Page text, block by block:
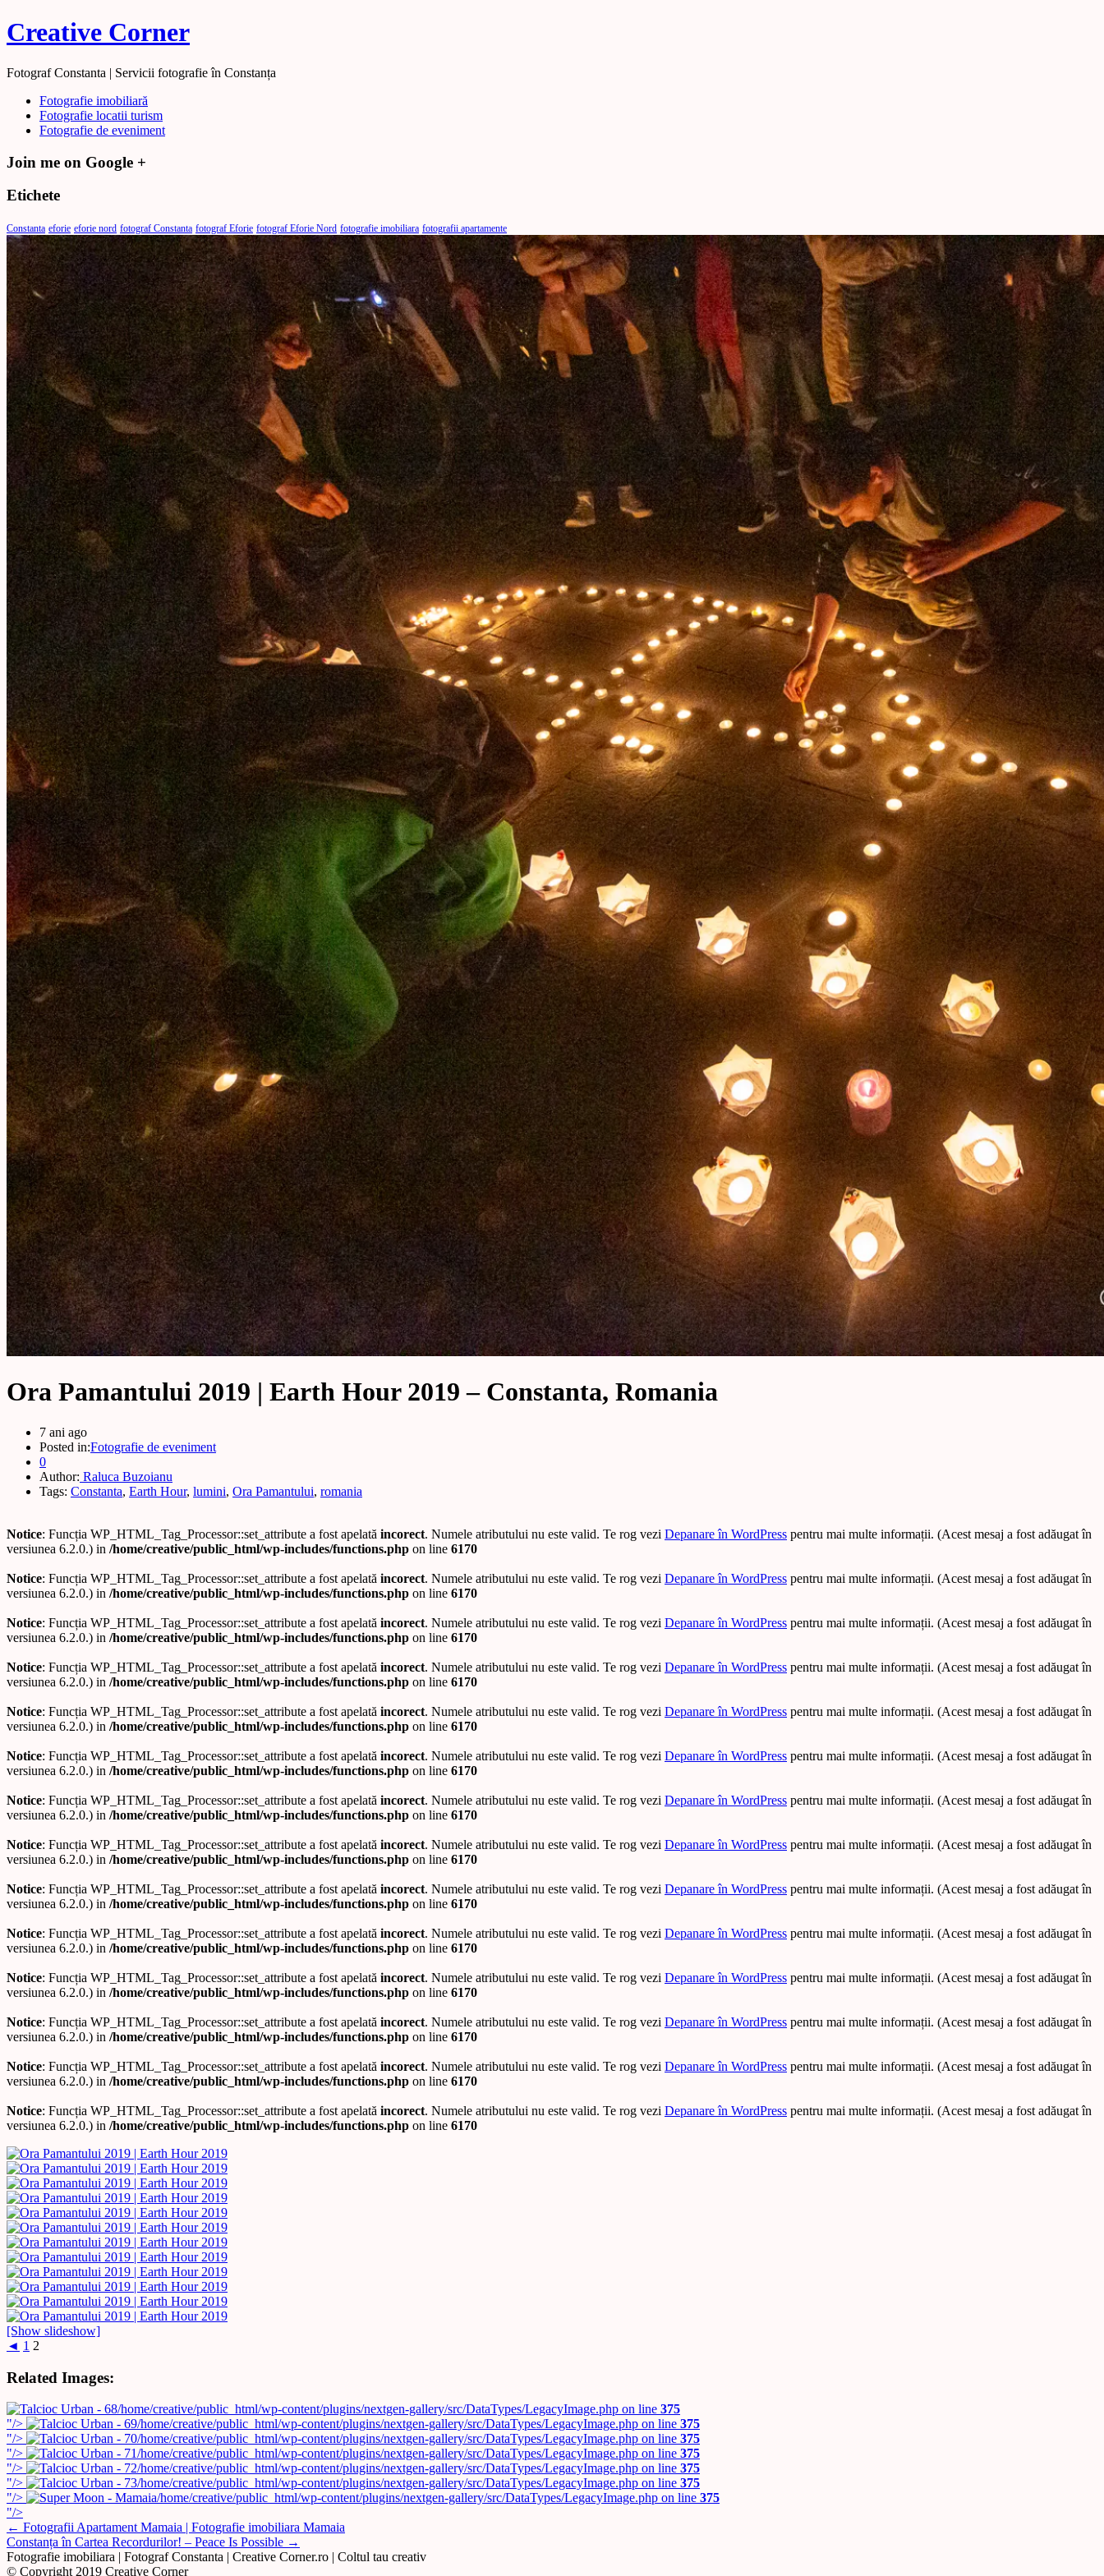
Creative Corner
Fotograf Constanta | Servicii fotografie în Constanța
Fotografie imobiliară
Fotografie locatii turism
Fotografie de eveniment
Join me on Google +
Etichete
Constanta eforie eforie nord fotograf Constanta fotograf Eforie fotograf Eforie Nord fotografie imobiliara fotografii apartamente
Ora Pamantului 2019 | Earth Hour 2019 – Constanta, Romania
7 ani ago
Posted in:Fotografie de eveniment
0
Author: Raluca Buzoianu
Tags: Constanta, Earth Hour, lumini, Ora Pamantului, romania
Notice: Funcția WP_HTML_Tag_Processor::set_attribute a fost apelată incorect. Numele atributului nu este valid. Te rog vezi Depanare în WordPress pentru mai multe informații. (Acest mesaj a fost adăugat în
versiunea 6.2.0.) in /home/creative/public_html/wp-includes/functions.php on line 6170
Notice: Funcția WP_HTML_Tag_Processor::set_attribute a fost apelată incorect. Numele atributului nu este valid. Te rog vezi Depanare în WordPress pentru mai multe informații. (Acest mesaj a fost adăugat în
versiunea 6.2.0.) in /home/creative/public_html/wp-includes/functions.php on line 6170
Notice: Funcția WP_HTML_Tag_Processor::set_attribute a fost apelată incorect. Numele atributului nu este valid. Te rog vezi Depanare în WordPress pentru mai multe informații. (Acest mesaj a fost adăugat în
versiunea 6.2.0.) in /home/creative/public_html/wp-includes/functions.php on line 6170
Notice: Funcția WP_HTML_Tag_Processor::set_attribute a fost apelată incorect. Numele atributului nu este valid. Te rog vezi Depanare în WordPress pentru mai multe informații. (Acest mesaj a fost adăugat în
versiunea 6.2.0.) in /home/creative/public_html/wp-includes/functions.php on line 6170
Notice: Funcția WP_HTML_Tag_Processor::set_attribute a fost apelată incorect. Numele atributului nu este valid. Te rog vezi Depanare în WordPress pentru mai multe informații. (Acest mesaj a fost adăugat în
versiunea 6.2.0.) in /home/creative/public_html/wp-includes/functions.php on line 6170
Notice: Funcția WP_HTML_Tag_Processor::set_attribute a fost apelată incorect. Numele atributului nu este valid. Te rog vezi Depanare în WordPress pentru mai multe informații. (Acest mesaj a fost adăugat în
versiunea 6.2.0.) in /home/creative/public_html/wp-includes/functions.php on line 6170
Notice: Funcția WP_HTML_Tag_Processor::set_attribute a fost apelată incorect. Numele atributului nu este valid. Te rog vezi Depanare în WordPress pentru mai multe informații. (Acest mesaj a fost adăugat în
versiunea 6.2.0.) in /home/creative/public_html/wp-includes/functions.php on line 6170
Notice: Funcția WP_HTML_Tag_Processor::set_attribute a fost apelată incorect. Numele atributului nu este valid. Te rog vezi Depanare în WordPress pentru mai multe informații. (Acest mesaj a fost adăugat în
versiunea 6.2.0.) in /home/creative/public_html/wp-includes/functions.php on line 6170
Notice: Funcția WP_HTML_Tag_Processor::set_attribute a fost apelată incorect. Numele atributului nu este valid. Te rog vezi Depanare în WordPress pentru mai multe informații. (Acest mesaj a fost adăugat în
versiunea 6.2.0.) in /home/creative/public_html/wp-includes/functions.php on line 6170
Notice: Funcția WP_HTML_Tag_Processor::set_attribute a fost apelată incorect. Numele atributului nu este valid. Te rog vezi Depanare în WordPress pentru mai multe informații. (Acest mesaj a fost adăugat în
versiunea 6.2.0.) in /home/creative/public_html/wp-includes/functions.php on line 6170
Notice: Funcția WP_HTML_Tag_Processor::set_attribute a fost apelată incorect. Numele atributului nu este valid. Te rog vezi Depanare în WordPress pentru mai multe informații. (Acest mesaj a fost adăugat în
versiunea 6.2.0.) in /home/creative/public_html/wp-includes/functions.php on line 6170
Notice: Funcția WP_HTML_Tag_Processor::set_attribute a fost apelată incorect. Numele atributului nu este valid. Te rog vezi Depanare în WordPress pentru mai multe informații. (Acest mesaj a fost adăugat în
versiunea 6.2.0.) in /home/creative/public_html/wp-includes/functions.php on line 6170
Notice: Funcția WP_HTML_Tag_Processor::set_attribute a fost apelată incorect. Numele atributului nu este valid. Te rog vezi Depanare în WordPress pentru mai multe informații. (Acest mesaj a fost adăugat în
versiunea 6.2.0.) in /home/creative/public_html/wp-includes/functions.php on line 6170
Notice: Funcția WP_HTML_Tag_Processor::set_attribute a fost apelată incorect. Numele atributului nu este valid. Te rog vezi Depanare în WordPress pentru mai multe informații. (Acest mesaj a fost adăugat în
versiunea 6.2.0.) in /home/creative/public_html/wp-includes/functions.php on line 6170
[Show slideshow]
◄ 1 2
Related Images:
/home/creative/public_html/wp-content/plugins/nextgen-gallery/src/DataTypes/LegacyImage.php on line 375
"/>
/home/creative/public_html/wp-content/plugins/nextgen-gallery/src/DataTypes/LegacyImage.php on line 375
"/>
/home/creative/public_html/wp-content/plugins/nextgen-gallery/src/DataTypes/LegacyImage.php on line 375
"/>
/home/creative/public_html/wp-content/plugins/nextgen-gallery/src/DataTypes/LegacyImage.php on line 375
"/>
/home/creative/public_html/wp-content/plugins/nextgen-gallery/src/DataTypes/LegacyImage.php on line 375
"/>
/home/creative/public_html/wp-content/plugins/nextgen-gallery/src/DataTypes/LegacyImage.php on line 375
"/>
/home/creative/public_html/wp-content/plugins/nextgen-gallery/src/DataTypes/LegacyImage.php on line 375
"/>
Post
navigation
← Fotografii Apartament Mamaia | Fotografie imobiliara Mamaia
Constanța în Cartea Recordurilor! – Peace Is Possible →
Fotografie imobiliara | Fotograf Constanta | Creative Corner.ro | Coltul tau creativ
© Copyright 2019 Creative Corner